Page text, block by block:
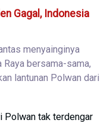
Gagal, Indonesia
menyainginya
bersama-sama,
lantunan Polwan dari
Polwan tak terdengar